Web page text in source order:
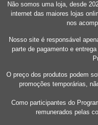
Não somos uma loja, desde
internet das maiores lojas
nos
Nosso site é responsável
parte de pagamento e
O preço dos produtos podem
promoções temporárias,
Como participantes do
remunerados pelas